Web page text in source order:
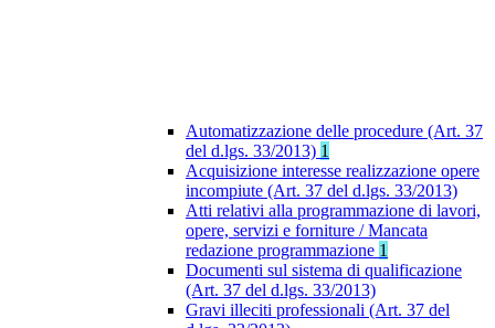
Automatizzazione delle procedure (Art. 37
del d.lgs. 33/2013) 1
Acquisizione interesse realizzazione opere
incompiute (Art. 37 del d.lgs. 33/2013)
Atti relativi alla programmazione di lavori,
opere, servizi e forniture / Mancata
redazione programmazione 1
Documenti sul sistema di qualificazione
(Art. 37 del d.lgs. 33/2013)
Gravi illeciti professionali (Art. 37 del